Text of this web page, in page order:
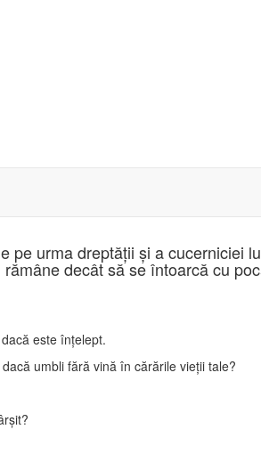
pe urma dreptăţii şi a cucerniciei
decât să se întoarcă cu
este înţelept.
umbli fără vină în cărările vieţii tale?